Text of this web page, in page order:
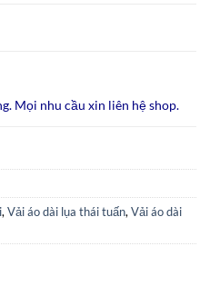
Mọi nhu cầu xin liên hệ shop.
, Vải áo dài lụa thái tuấn, Vải áo dài